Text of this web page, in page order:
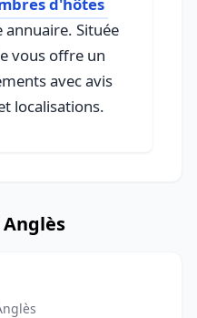
Située
vous offre un
avec avis
localisations.